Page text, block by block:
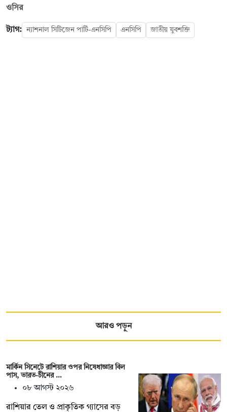
ওসির
ট্যাগ: ন্যাশনাল সিটিজেন পার্টি-এনসিপি এনসিপি জাতীয় যুবশক্তি
আরও পড়ুন
মার্কিন সিনেটে রাশিয়ার ওপর নিষেধাজ্ঞার বিল
পাস, ভারত-চীনের …
০৮ আগস্ট ২০২৬
রাশিয়ার তেল ও প্রাকৃতিক গ্যাসের বড়